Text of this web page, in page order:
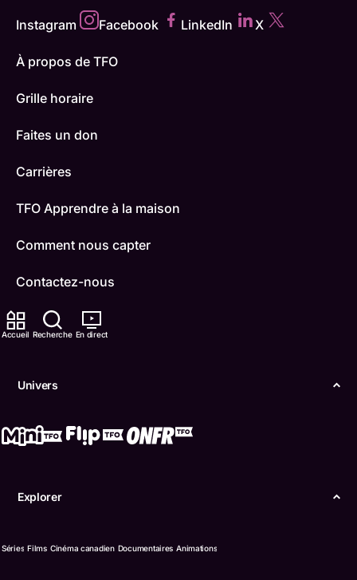
Accueil Recherche En direct
Univers
Explorer
Séries Films Cinéma canadien Documentaires Animations
Instagram Facebook LinkedIn X
À propos de TFO
Grille horaire
Faites un don
Carrières
TFO Apprendre à la maison
Comment nous capter
Contactez-nous
ONFR
Boukili
Conditions d'utilisation
Confidentialité
langue française de l’Ontario (TFO) - 2026